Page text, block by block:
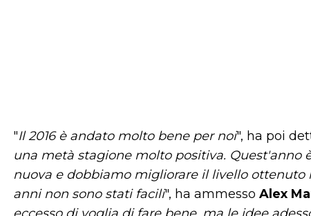
"Il 2016 è andato molto bene per noi", ha poi
una metà stagione molto positiva. Quest'anno
nuova e dobbiamo migliorare il livello ottenuto
anni non sono stati facili", ha ammesso Alex